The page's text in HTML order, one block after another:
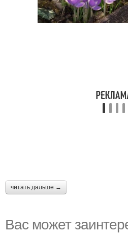
читать дальше →
Вас может